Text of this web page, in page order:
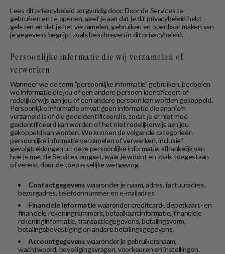
Lees dit privacybeleid zorgvuldig door. Door de Services te
gebruiken en te openen, geef je aan dat je dit privacybeleid hebt
gelezen en dat je het verzamelen, gebruiken en openbaar maken van
je gegevens begrijpt zoals beschreven in dit privacybeleid.
Persoonlijke informatie die wij verzamelen of
verwerken
Wanneer we de term "persoonlijke informatie" gebruiken, bedoelen
we informatie die jou of een andere persoon identificeert of
redelijkerwijs aan jou of een andere persoon kan worden gekoppeld.
Persoonlijke informatie omvat geen informatie die anoniem
verzameld is of die gedeïdentificeerd is, zodat je er niet mee
geïdentificeerd kan worden of het niet redelijkerwijs aan jou
gekoppeld kan worden. We kunnen de volgende categorieën
persoonlijke informatie verzamelen of verwerken, inclusief
gevolgtrekkingen uit deze persoonlijke informatie, afhankelijk van
hoe je met de Services omgaat, waar je woont en zoals toegestaan
of vereist door de toepasselijke wetgeving:
Contactgegevens waaronder je naam, adres, factuuradres,
bezorgadres, telefoonnummer en e-mailadres.
Financiële informatiewaaronder creditcard-, debetkaart- en
financiële rekeningnummers, betaalkaartinformatie, financiële
rekeninginformatie, transactiegegevens, betalingsvorm,
betalingsbevestiging en andere betalingsgegevens.
Accountgegevens waaronder je gebruikersnaam,
wachtwoord, beveiligingsvragen, voorkeuren en instellingen.